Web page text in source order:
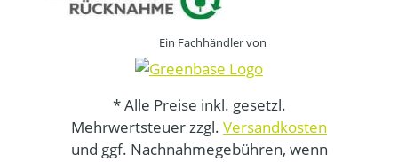
Ein Fachhändler von
* Alle Preise inkl. gesetzl.
Mehrwertsteuer zzgl. Versandkosten
und ggf. Nachnahmegebühren, wenn